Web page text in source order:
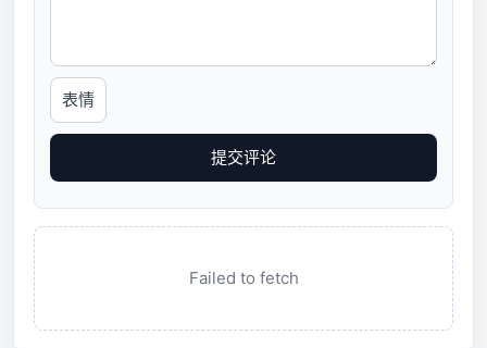
表情
提交评论
Failed to fetch